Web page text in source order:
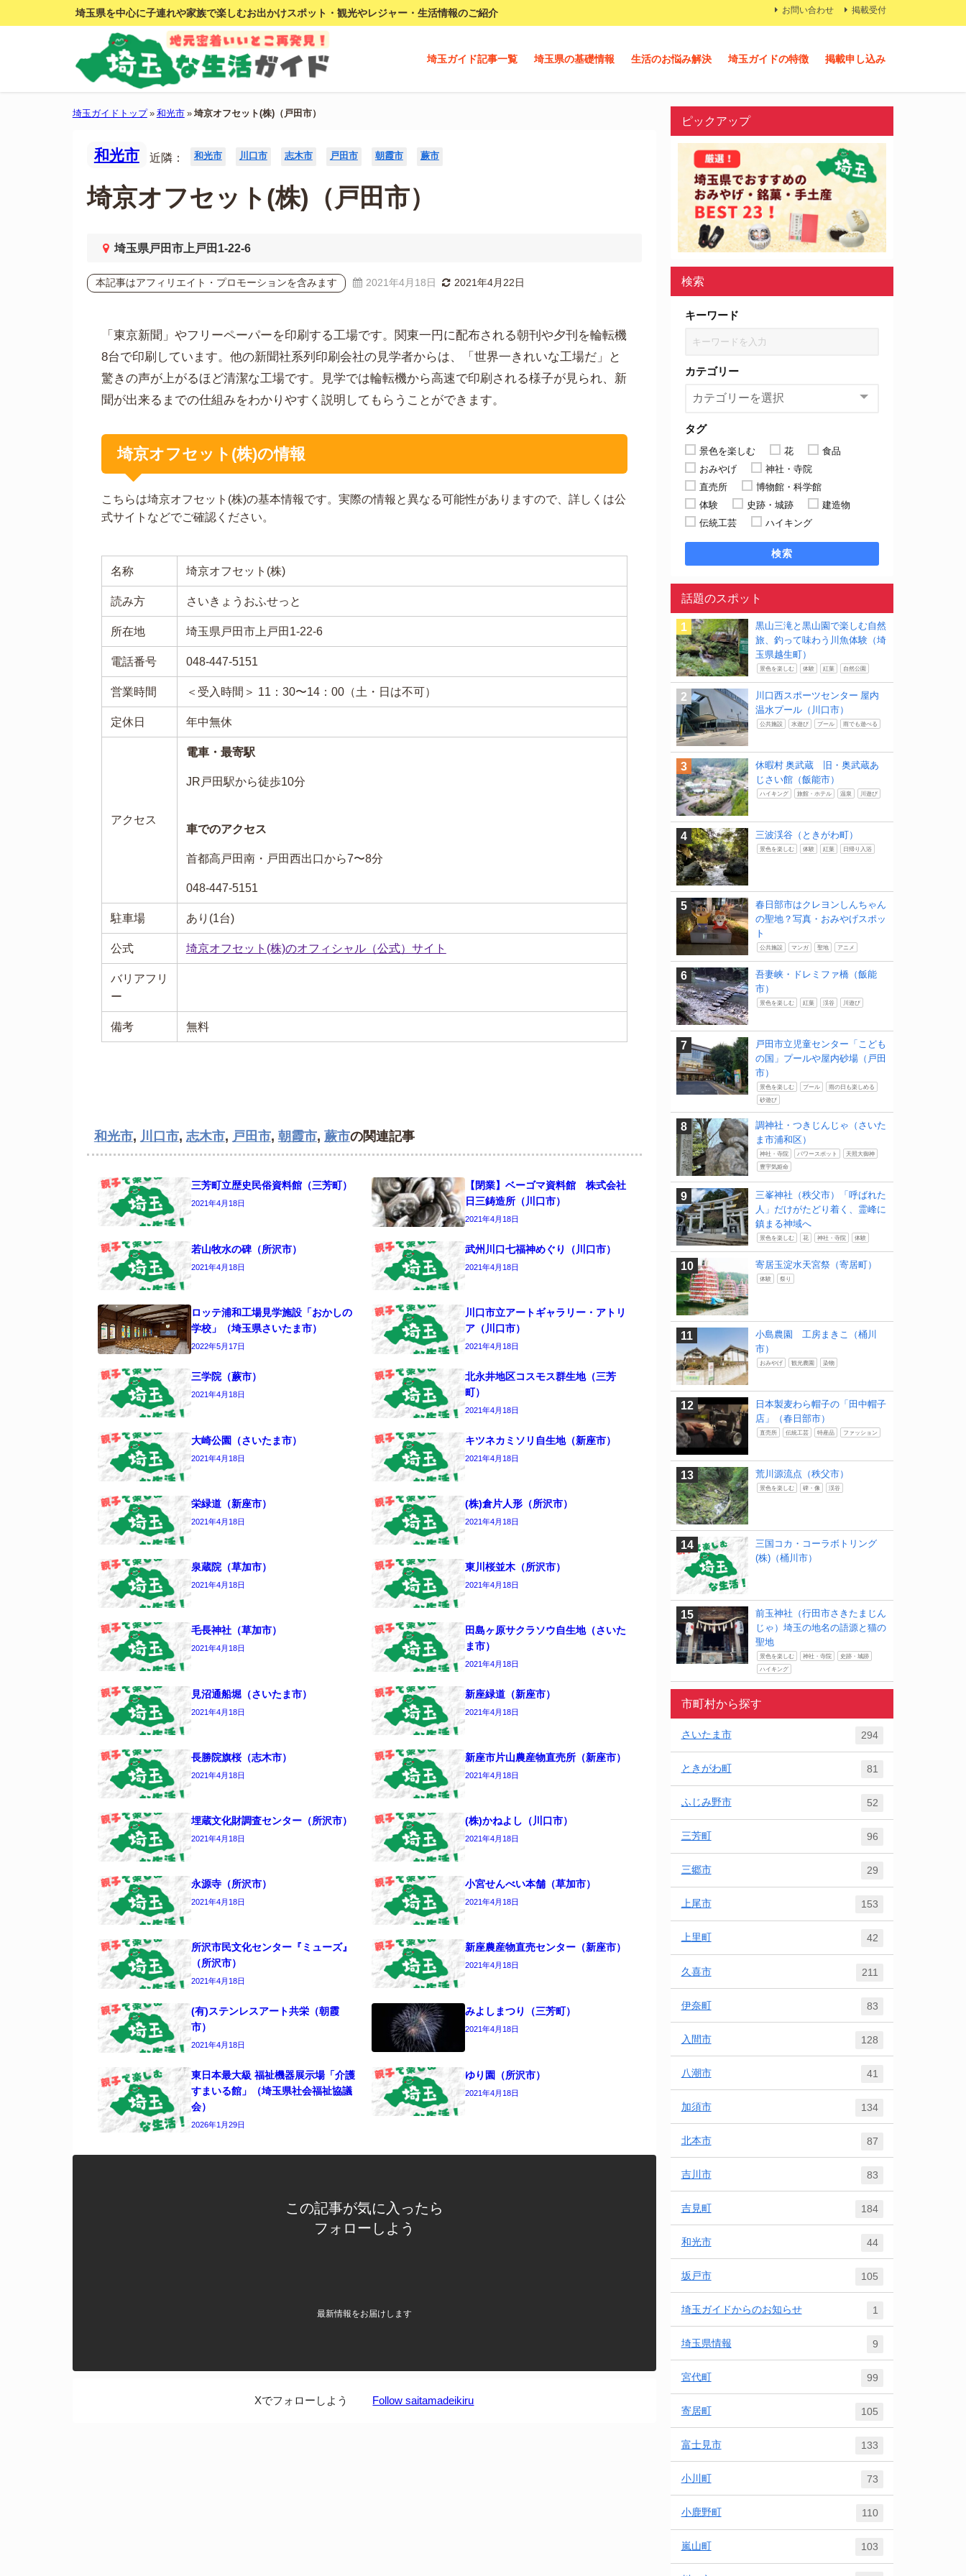
埼玉県を中心に子連れや家族で楽しむお出かけスポット・観光やレジャー・生活情報のご紹介 お問い合わせ 掲載受付
埼玉ガイド記事一覧 埼玉県の基礎情報 生活のお悩み解決 埼玉ガイドの特徴 掲載申し込み
埼玉ガイドトップ» 和光市» 埼京オフセット(株)（戸田市）
和光市 近隣： 和光市 川口市 志木市 戸田市 朝霞市 蕨市
埼京オフセット(株)（戸田市）
埼玉県戸田市上戸田1-22-6
本記事はアフィリエイト・プロモーションを含みます 2021年4月18日 2021年4月22日
「東京新聞」やフリーペーパーを印刷する工場です。関東一円に配布される朝刊や夕刊を輪転機
8台で印刷しています。他の新聞社系列印刷会社の見学者からは、「世界一きれいな工場だ」と
驚きの声が上がるほど清潔な工場です。見学では輪転機から高速で印刷される様子が見られ、新
聞が出来るまでの仕組みをわかりやすく説明してもらうことができます。
埼京オフセット(株)の情報
こちらは埼京オフセット(株)の基本情報です。実際の情報と異なる可能性がありますので、詳しくは公
式サイトなどでご確認ください。
名称 埼京オフセット(株)
読み方 さいきょうおふせっと
所在地 埼玉県戸田市上戸田1-22-6
電話番号 048-447-5151
営業時間 ＜受入時間＞ 11：30〜14：00（土・日は不可）
定休日 年中無休
アクセス
電車・最寄駅
JR戸田駅から徒歩10分
車でのアクセス
首都高戸田南・戸田西出口から7〜8分
048-447-5151
駐車場 あり(1台)
公式 埼京オフセット(株)のオフィシャル（公式）サイト
バリアフリ
ー
備考 無料
和光市, 川口市, 志木市, 戸田市, 朝霞市, 蕨市の関連記事
三芳町立歴史民俗資料館（三芳町）
2021年4月18日
【閉業】ベーゴマ資料館 株式会社
日三鋳造所（川口市）
2021年4月18日
若山牧水の碑（所沢市）
2021年4月18日
武州川口七福神めぐり（川口市）
2021年4月18日
ロッテ浦和工場見学施設「おかしの
学校」（埼玉県さいたま市）
2022年5月17日
川口市立アートギャラリー・アトリ
ア（川口市）
2021年4月18日
三学院（蕨市）
2021年4月18日
北永井地区コスモス群生地（三芳
町）
2021年4月18日
大崎公園（さいたま市）
2021年4月18日
キツネカミソリ自生地（新座市）
2021年4月18日
栄緑道（新座市）
2021年4月18日
(株)倉片人形（所沢市）
2021年4月18日
泉蔵院（草加市）
2021年4月18日
東川桜並木（所沢市）
2021年4月18日
毛長神社（草加市）
2021年4月18日
田島ヶ原サクラソウ自生地（さいた
ま市）
2021年4月18日
見沼通船堀（さいたま市）
2021年4月18日
新座緑道（新座市）
2021年4月18日
長勝院旗桜（志木市）
2021年4月18日
新座市片山農産物直売所（新座市）
2021年4月18日
埋蔵文化財調査センター（所沢市）
2021年4月18日
(株)かねよし（川口市）
2021年4月18日
永源寺（所沢市）
2021年4月18日
小宮せんべい本舗（草加市）
2021年4月18日
所沢市民文化センター『ミューズ』
（所沢市）
2021年4月18日
新座農産物直売センター（新座市）
2021年4月18日
(有)ステンレスアート共栄（朝霞
市）
2021年4月18日
みよしまつり（三芳町）
2021年4月18日
東日本最大級 福祉機器展示場「介護
すまいる館」（埼玉県社会福祉協議
会）
2026年1月29日
ゆり園（所沢市）
2021年4月18日
この記事が気に入ったら
フォローしよう
最新情報をお届けします
Xでフォローしよう Follow saitamadeikiru
ピックアップ
検索
キーワード
カテゴリー
タグ
景色を楽しむ 花
食品
おみやげ
神社・寺院
直売所
博物館・科学館
体験
史跡・城跡
建造物
伝統工芸
ハイキング
検索
話題のスポット
黒山三滝と黒山園で楽しむ自然
旅、釣って味わう川魚体験（埼
玉県越生町）
景色を楽しむ 体験 紅葉 自然公園
川口西スポーツセンター 屋内
温水プール（川口市）
公共施設 水遊び プール 雨でも遊べる
休暇村 奥武蔵 旧・奥武蔵あ
じさい館（飯能市）
ハイキング 旅館・ホテル 温泉 川遊び
三波渓谷（ときがわ町）
景色を楽しむ 体験 紅葉 日帰り入浴
春日部市はクレヨンしんちゃん
の聖地？写真・おみやげスポッ
ト
公共施設 マンガ 聖地 アニメ
吾妻峡・ドレミファ橋（飯能
市）
景色を楽しむ 紅葉 渓谷 川遊び
戸田市立児童センター「こども
の国」プールや屋内砂場（戸田
市）
景色を楽しむ プール 雨の日も楽しめる
砂遊び
調神社・つきじんじゃ（さいた
ま市浦和区）
神社・寺院 パワースポット 天照大御神
豊宇気姫命
三峯神社（秩父市）「呼ばれた
人」だけがたどり着く、霊峰に
鎮まる神域へ
景色を楽しむ 花 神社・寺院 体験
寄居玉淀水天宮祭（寄居町）
体験 祭り
小島農園 工房まきこ（桶川
市）
おみやげ 観光農園 染物
日本製麦わら帽子の「田中帽子
店」（春日部市）
直売所 伝統工芸 特産品 ファッション
荒川源流点（秩父市）
景色を楽しむ 碑・像 渓谷
三国コカ・コーラボトリング
(株)（桶川市）
前玉神社（行田市さきたまじん
じゃ）埼玉の地名の語源と猫の
聖地
景色を楽しむ 神社・寺院 史跡・城跡
ハイキング
市町村から探す
さいたま市 294
ときがわ町 81
ふじみ野市 52
三芳町 96
三郷市 29
上尾市 153
上里町 42
久喜市 211
伊奈町 83
入間市 128
八潮市 41
加須市 134
北本市 87
吉川市 83
吉見町 184
和光市 44
坂戸市 105
埼玉ガイドからのお知らせ 1
埼玉県情報 9
宮代町 99
寄居町 105
富士見市 133
小川町 73
小鹿野町 110
嵐山町 103